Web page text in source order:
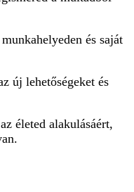
és saját
új lehetőségeket és
életed alakulásáért,